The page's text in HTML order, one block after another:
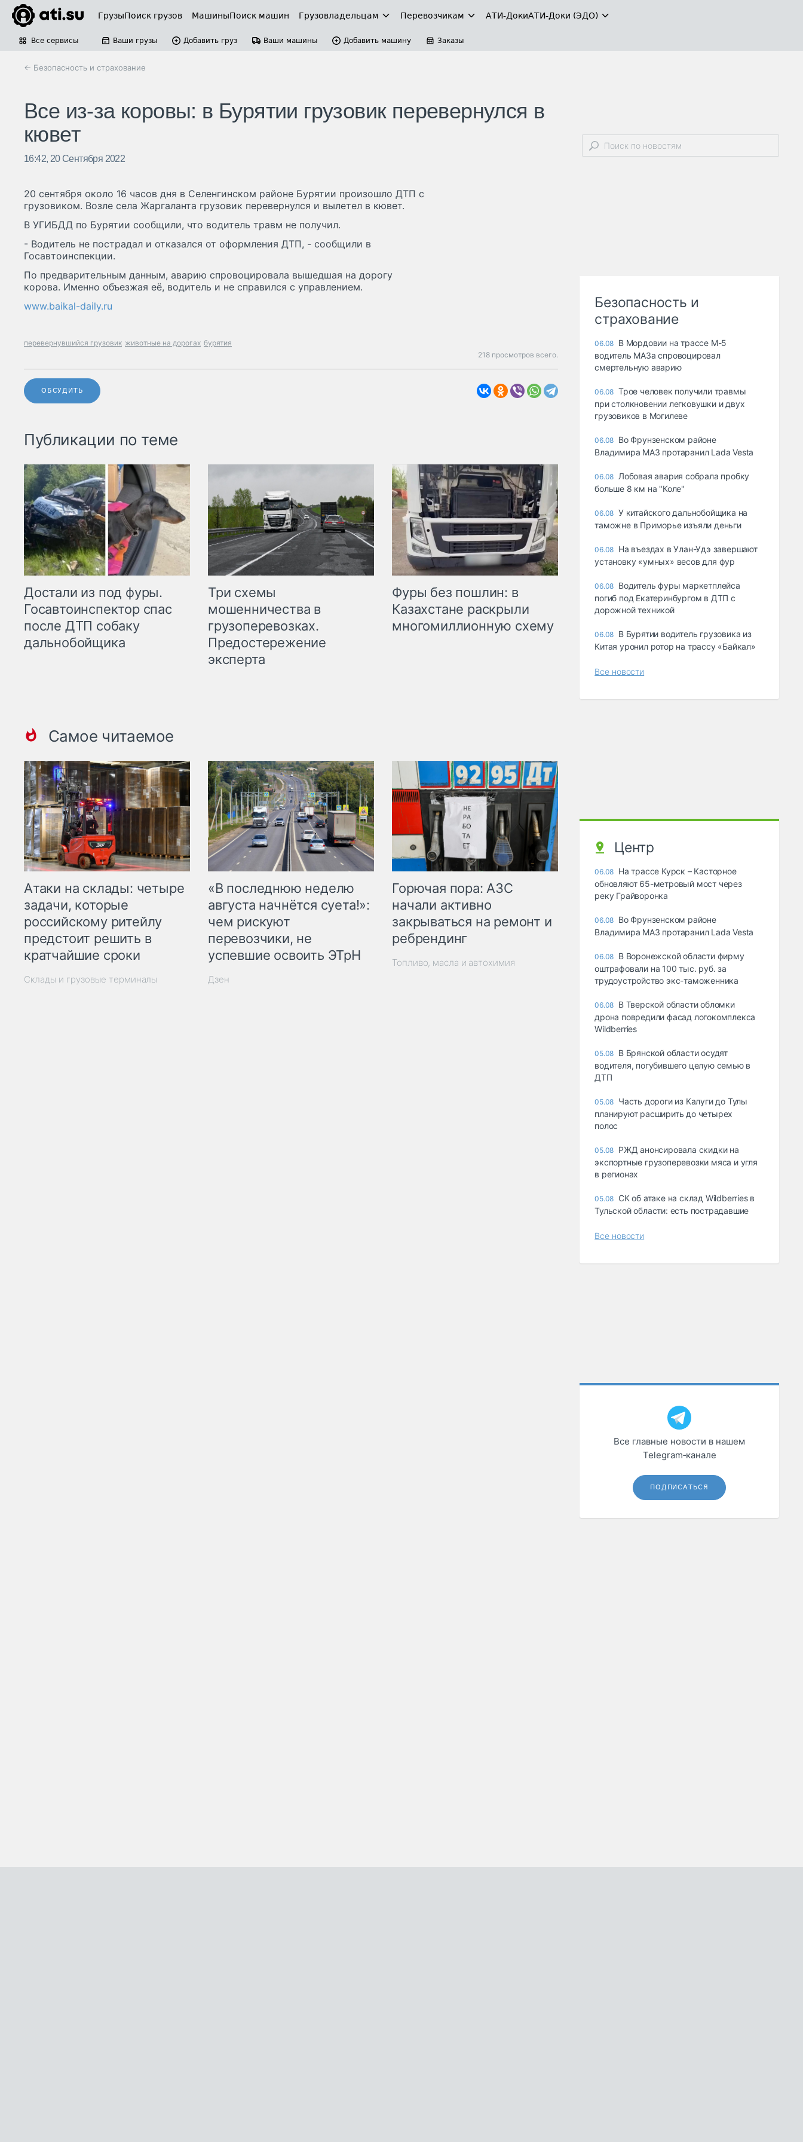
ГрузыПоиск грузов МашиныПоиск машин Грузовладельцам Перевозчикам АТИ-ДокиАТИ-Доки (ЭДО)
Все сервисы Ваши грузы Добавить груз Ваши машины Добавить машину Заказы
← Безопасность и страхование
Все из-за коровы: в Бурятии грузовик перевернулся в
кювет
16:42, 20 Сентября 2022
20 сентября около 16 часов дня в Селенгинском районе Бурятии произошло ДТП с
грузовиком. Возле села Жаргаланта грузовик перевернулся и вылетел в кювет.
В УГИБДД по Бурятии сообщили, что водитель травм не получил.
- Водитель не пострадал и отказался от оформления ДТП, - сообщили в
Госавтоинспекции.
По предварительным данным, аварию спровоцировала вышедшая на дорогу
корова. Именно объезжая её, водитель и не справился с управлением.
www.baikal-daily.ru
перевернувшийся грузовик животные на дорогах бурятия
218 просмотров всего.
ОБСУДИТЬ
Публикации по теме
Достали из под фуры.
Госавтоинспектор спас
после ДТП собаку
дальнобойщика
Три схемы
мошенничества в
грузоперевозках.
Предостережение
эксперта
Фуры без пошлин: в
Казахстане раскрыли
многомиллионную схему
Самое читаемое
Атаки на склады: четыре
задачи, которые
российскому ритейлу
предстоит решить в
кратчайшие сроки
Склады и грузовые терминалы
«В последнюю неделю
августа начнётся суета!»:
чем рискуют
перевозчики, не
успевшие освоить ЭТрН
Дзен
Горючая пора: АЗС
начали активно
закрываться на ремонт и
ребрендинг
Топливо, масла и автохимия
Безопасность и
страхование
06.08 В Мордовии на трассе М-5
водитель МАЗа спровоцировал
смертельную аварию
06.08 Трое человек получили травмы
при столкновении легковушки и двух
грузовиков в Могилеве
06.08 Во Фрунзенском районе
Владимира МАЗ протаранил Lada Vesta
06.08 Лобовая авария собрала пробку
больше 8 км на "Коле"
06.08 У китайского дальнобойщика на
таможне в Приморье изъяли деньги
06.08 Ha въeздax в Улaн-Удэ зaвepшaют
ycтaнoвкy «yмныx» вecoв для фyp
06.08 Водитель фуры маркетплейса
погиб под Екатеринбургом в ДТП с
дорожной техникой
06.08 В Бурятии водитель грузовика из
Китая уронил ротор на трассу «Байкал»
Все новости
Центр
06.08 На трассе Курск – Касторное
обновляют 65-метровый мост через
реку Грайворонка
06.08 Во Фрунзенском районе
Владимира МАЗ протаранил Lada Vesta
06.08 В Воронежской области фирму
оштрафовали на 100 тыс. руб. за
трудоустройство экс-таможенника
06.08 В Тверской области обломки
дрона повредили фасад логокомплекса
Wildberries
05.08 В Брянской области осудят
водителя, погубившего целую семью в
ДТП
05.08 Часть дороги из Калуги до Тулы
планируют расширить до четырех
полос
05.08 РЖД анонсировала скидки на
экспортные грузоперевозки мяса и угля
в регионах
05.08 СК об атаке на склад Wildberries в
Тульской области: есть пострадавшие
Все новости
Все главные новости в нашем
Telegram‑канале
ПОДПИСАТЬСЯ